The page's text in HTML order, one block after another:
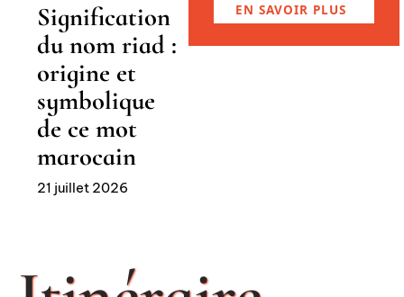
Signification
du nom riad :
origine et
symbolique
de ce mot
marocain
21 juillet 2026
EN SAVOIR PLUS